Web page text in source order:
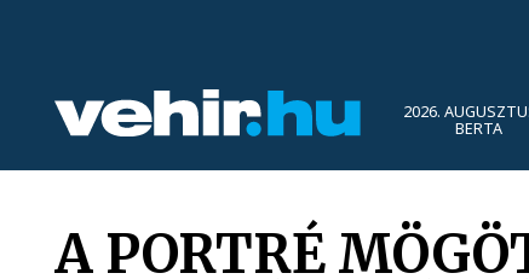
2026.
BERTA
A PORTRÉ